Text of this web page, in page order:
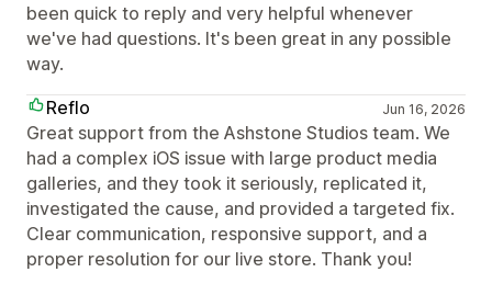
been quick to reply and very helpful whenever
we've had questions. It's been great in any possible
way.
Reflo
Jun 16, 2026
Great support from the Ashstone Studios team. We
had a complex iOS issue with large product media
galleries, and they took it seriously, replicated it,
investigated the cause, and provided a targeted fix.
Clear communication, responsive support, and a
proper resolution for our live store. Thank you!